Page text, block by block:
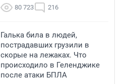
80 723 216
Галька била в людей,
пострадавших грузили в
скорые на лежаках. Что
происходило в Геленджике
после атаки БПЛА